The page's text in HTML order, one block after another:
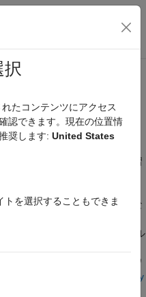
ゲーション メ
と
用
ム学習と計算
、カスタム層、および深層学習
容易にします。
をカスタマイズする最も簡単な
配降下を使用して、カスタム ル
、勾配は目的関数の勾配です。
エントロピー、またはネットワ
ー関数を使用できます。
dlarray
たコンテンツにアクセス
認できます。現在の位置情
奨します: United States
を選択することもできま